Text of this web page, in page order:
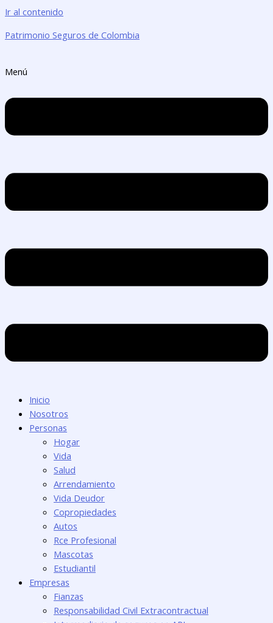
Ir al contenido
Patrimonio Seguros de Colombia
Menú
Inicio
Nosotros
Personas
Hogar
Vida
Salud
Arrendamiento
Vida Deudor
Copropiedades
Autos
Rce Profesional
Mascotas
Estudiantil
Empresas
Fianzas
Responsabilidad Civil Extracontractual